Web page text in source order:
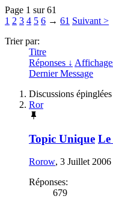
Page 1 sur 61
1 2 3 4 5 6 → 61 Suivant >
Trier par:
Titre
Réponses ↓
Dernier Message
Discussions épinglées
Ror
Topic Unique Le
Rorow, 3 Juillet 2006
Réponses:
679